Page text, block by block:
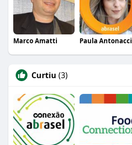
Marco Amatti Paula Antonacci
Curtiu (3)